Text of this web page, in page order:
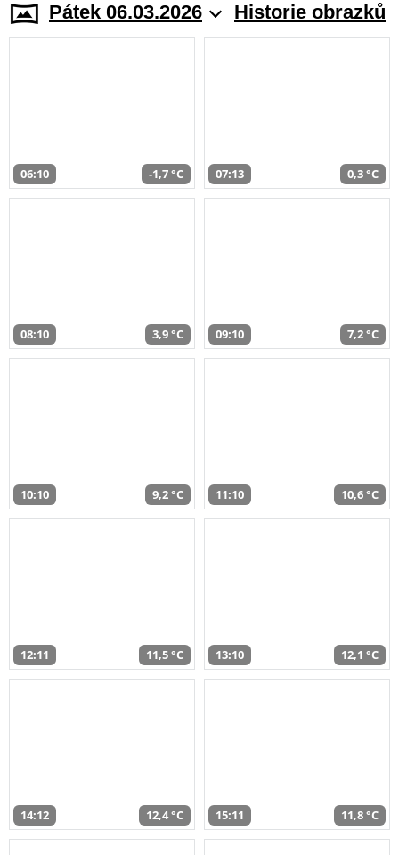
Pátek 06.03.2026 Historie obrazků
06:10 -1,7 °C 07:13 0,3 °C
08:10 3,9 °C 09:10 7,2 °C
10:10 9,2 °C 11:10 10,6 °C
12:11 11,5 °C 13:10 12,1 °C
14:12 12,4 °C 15:11 11,8 °C